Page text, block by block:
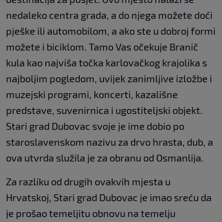
nedaleko centra grada, a do njega možete doći
pješke ili automobilom, a ako ste u dobroj formi
možete i biciklom. Tamo Vas očekuje Branič
kula kao najviša točka karlovačkog krajolika s
najboljim pogledom, uvijek zanimljive izložbe i
muzejski programi, koncerti, kazališne
predstave, suvenirnica i ugostiteljski objekt.
Stari grad Dubovac svoje je ime dobio po
staroslavenskom nazivu za drvo hrasta, dub, a
ova utvrda služila je za obranu od Osmanlija.
Za razliku od drugih ovakvih mjesta u
Hrvatskoj, Stari grad Dubovac je imao sreću da
je prošao temeljitu obnovu na temelju